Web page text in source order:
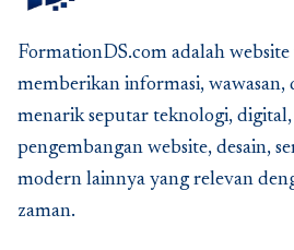
FormationDS.com adalah
memberikan informasi, wawasan,
menarik seputar teknologi,
pengembangan website, desain,
modern lainnya yang relevan
zaman.